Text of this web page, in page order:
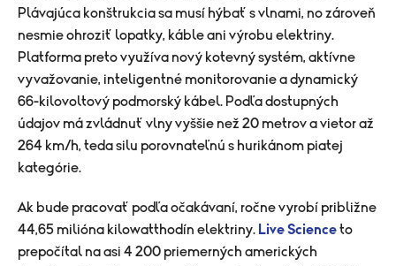
Plávajúca konštrukcia sa musí hýbať s vlnami, no zároveň
nesmie ohroziť lopatky, káble ani výrobu elektriny.
Platforma preto využíva nový kotevný systém, aktívne
vyvažovanie, inteligentné monitorovanie a dynamický
66-kilovoltový podmorský kábel. Podľa dostupných
údajov má zvládnuť vlny vyššie než 20 metrov a vietor až
264 km/h, teda silu porovnateľnú s hurikánom piatej
kategórie.
Ak bude pracovať podľa očakávaní, ročne vyrobí približne
44,65 milióna kilowatthodín elektriny. Live Scienceto
prepočítal na asi 4 200 priemerných amerických